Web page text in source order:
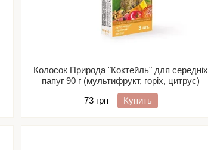
Колосок Природа "Коктейль" для середніх
папуг 90 г (мультифрукт, горіх, цитрус)
73 грн
Купить